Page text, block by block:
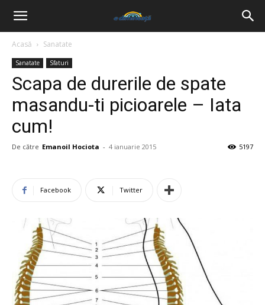
Acasă Sanatate
Sanatate Sfaturi
Scapa de durerile de spate
masandu-ti picioarele – Iata
cum!
De către Emanoil Hociota - 4 ianuarie 2015 5197
Facebook Twitter